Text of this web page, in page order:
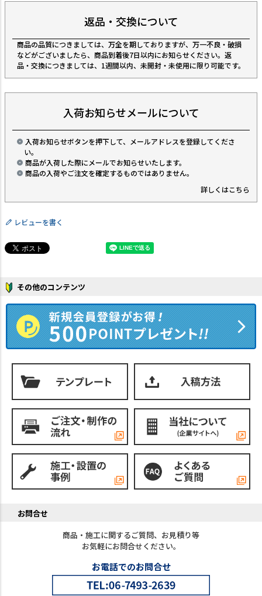
返品・交換について
商品の品質につきましては、万全を期しておりますが、万一不良・破損
などがございましたら、商品到着後7日以内にお知らせください。返
品・交換につきましては、1週間以内、未開封・未使用に限り可能です。
入荷お知らせメールについて
入荷お知らせボタンを押下して、メールアドレスを登録してくださ
い。
商品が入荷した際にメールでお知らせいたします。
商品の入荷やご注文を確定するものではありません。
詳しくはこちら
レビューを書く
その他のコンテンツ
お問合せ
商品・施工に関するご質問、お見積り等
お気軽にお問合せください。
お電話でのお問合せ